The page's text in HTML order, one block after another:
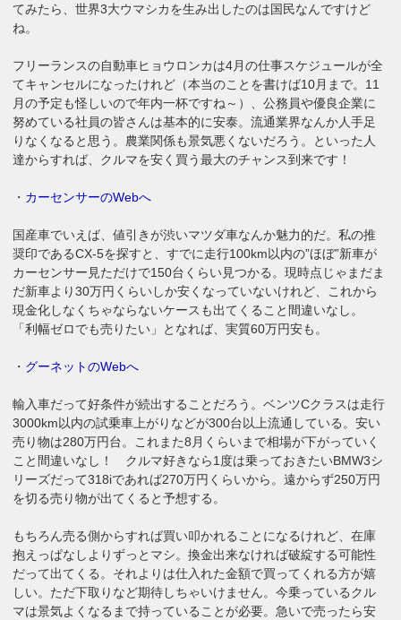
てみたら、世界3大ウマシカを生み出したのは国民なんですけど
ね。
フリーランスの自動車ヒョウロンカは4月の仕事スケジュールが全
てキャンセルになったけれど（本当のことを書けば10月まで。11
月の予定も怪しいので年内一杯ですね～）、公務員や優良企業に
努めている社員の皆さんは基本的に安泰。流通業界なんか人手足
りなくなると思う。農業関係も景気悪くないだろう。といった人
達からすれば、クルマを安く買う最大のチャンス到来です！
・ カーセンサーのWebへ
国産車でいえば、値引きが渋いマツダ車なんか魅力的だ。私の推
奨印であるCX-5を探すと、すでに走行100km以内の”ほぼ”新車が
カーセンサー見ただけで150台くらい見つかる。現時点じゃまだま
だ新車より30万円くらいしか安くなっていないけれど、これから
現金化しなくちゃならないケースも出てくること間違いなし。
「利幅ゼロでも売りたい」となれば、実質60万円安も。
・ グーネットのWebへ
輸入車だって好条件が続出することだろう。ベンツCクラスは走行
3000km以内の試乗車上がりなどが300台以上流通している。安い
売り物は280万円台。これまた8月くらいまで相場が下がっていく
こと間違いなし！ クルマ好きなら1度は乗っておきたいBMW3シ
リーズだって318iであれば270万円くらいから。遠からず250万円
を切る売り物が出てくると予想する。
もちろん売る側からすれば買い叩かれることになるけれど、在庫
抱えっぱなしよりずっとマシ。換金出来なければ破綻する可能性
だって出てくる。それよりは仕入れた金額で買ってくれる方が嬉
しい。ただ下取りなど期待しちゃいけません。今乗っているクル
マは景気よくなるまで持っていることが必要。急いで売ったら安